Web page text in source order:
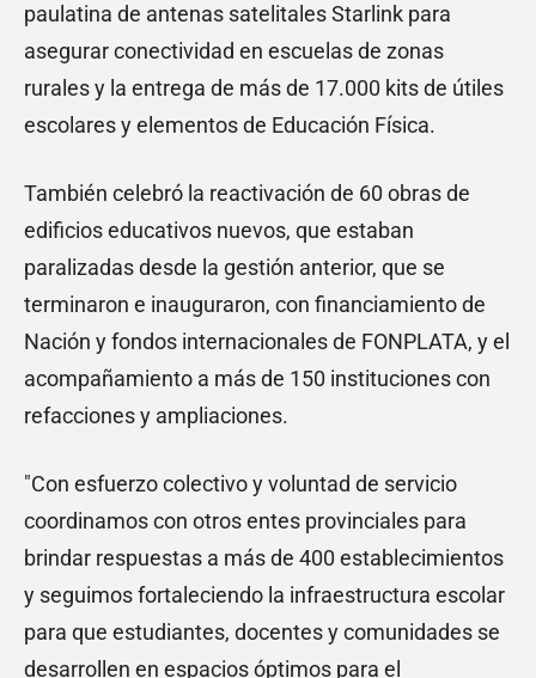
paulatina de antenas satelitales Starlink para
asegurar conectividad en escuelas de zonas
rurales y la entrega de más de 17.000 kits de útiles
escolares y elementos de Educación Física.
También celebró la reactivación de 60 obras de
edificios educativos nuevos, que estaban
paralizadas desde la gestión anterior, que se
terminaron e inauguraron, con financiamiento de
Nación y fondos internacionales de FONPLATA, y el
acompañamiento a más de 150 instituciones con
refacciones y ampliaciones.
"Con esfuerzo colectivo y voluntad de servicio
coordinamos con otros entes provinciales para
brindar respuestas a más de 400 establecimientos
y seguimos fortaleciendo la infraestructura escolar
para que estudiantes, docentes y comunidades se
desarrollen en espacios óptimos para el